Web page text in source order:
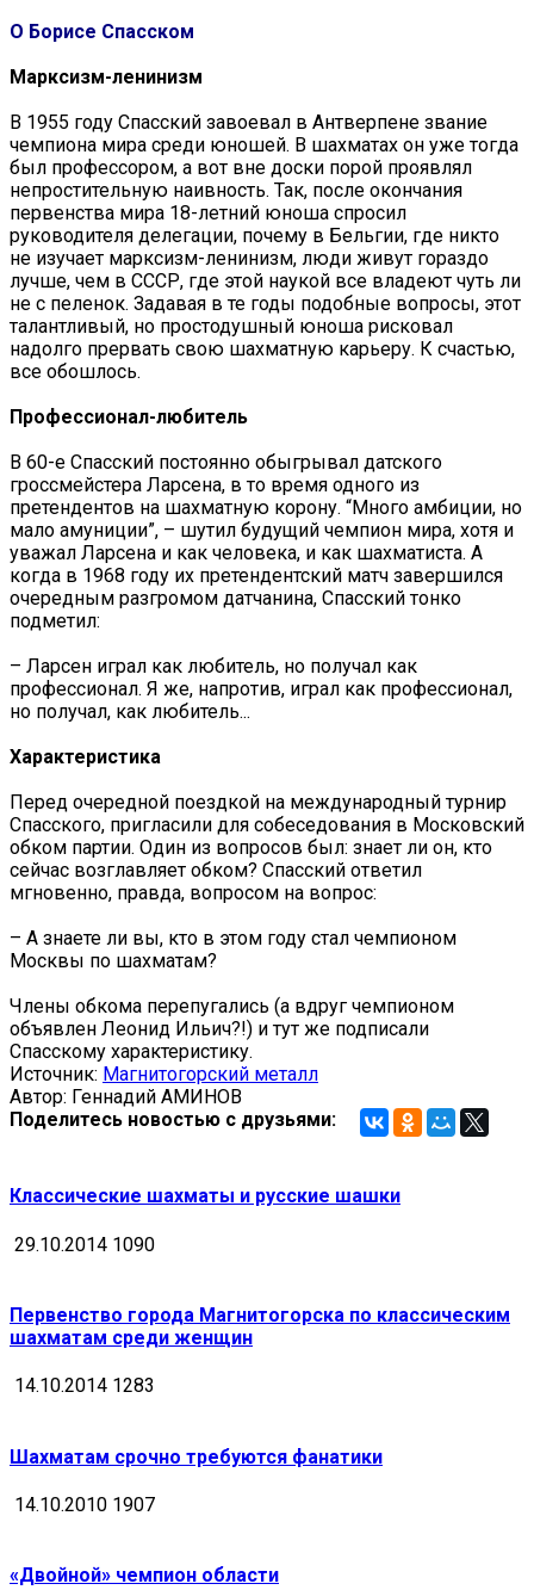
О Борисе Спасском
Марксизм-ленинизм
В 1955 году Спасский завоевал в Антверпене звание
чемпиона мира среди юношей. В шахматах он уже тогда
был профессором, а вот вне доски порой проявлял
непростительную наивность. Так, после окончания
первенства мира 18-летний юноша спросил
руководителя делегации, почему в Бельгии, где никто
не изучает марксизм-ленинизм, люди живут гораздо
лучше, чем в СССР, где этой наукой все владеют чуть ли
не с пеленок. Задавая в те годы подобные вопросы, этот
талантливый, но простодушный юноша рисковал
надолго прервать свою шахматную карьеру. К счастью,
все обошлось.
Профессионал-любитель
В 60-е Спасский постоянно обыгрывал датского
гроссмейстера Ларсена, в то время одного из
претендентов на шахматную корону. “Много амбиции, но
мало амуниции”, – шутил будущий чемпион мира, хотя и
уважал Ларсена и как человека, и как шахматиста. А
когда в 1968 году их претендентский матч завершился
очередным разгромом датчанина, Спасский тонко
подметил:
– Ларсен играл как любитель, но получал как
профессионал. Я же, напротив, играл как профессионал,
но получал, как любитель...
Характеристика
Перед очередной поездкой на международный турнир
Спасского, пригласили для собеседования в Московский
обком партии. Один из вопросов был: знает ли он, кто
сейчас возглавляет обком? Спасский ответил
мгновенно, правда, вопросом на вопрос:
– А знаете ли вы, кто в этом году стал чемпионом
Москвы по шахматам?
Члены обкома перепугались (а вдруг чемпионом
объявлен Леонид Ильич?!) и тут же подписали
Спасскому характеристику.
Источник: Магнитогорский металл
Автор: Геннадий АМИНОВ
Поделитесь новостью с друзьями:
Классические шахматы и русские шашки
29.10.2014 1090
Первенство города Магнитогорска по классическим
шахматам среди женщин
14.10.2014 1283
Шахматам срочно требуются фанатики
14.10.2010 1907
«Двойной» чемпион области